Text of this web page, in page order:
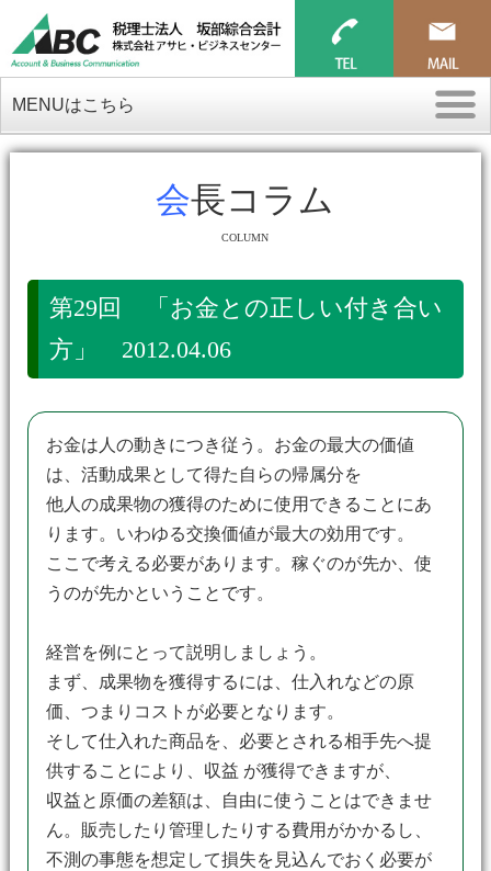
MENUはこちら
会長コラム
COLUMN
第29回 「お金との正しい付き合い
方」 2012.04.06
お金は人の動きにつき従う。お金の最大の価値
は、活動成果として得た自らの帰属分を
他人の成果物の獲得のために使用できることにあ
ります。いわゆる交換価値が最大の効用です。
ここで考える必要があります。稼ぐのが先か、使
うのが先かということです。
経営を例にとって説明しましょう。
まず、成果物を獲得するには、仕入れなどの原
価、つまりコストが必要となります。
そして仕入れた商品を、必要とされる相手先へ提
供することにより、収益 が獲得できますが、
収益と原価の差額は、自由に使うことはできませ
ん。販売したり管理したりする費用がかかるし、
不測の事態を想定して損失を見込んでおく必要が